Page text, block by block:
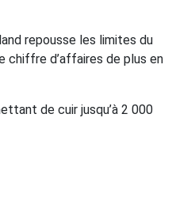
repousse les limites du
chiffre d’affaires de plus en
de cuir jusqu’à 2 000